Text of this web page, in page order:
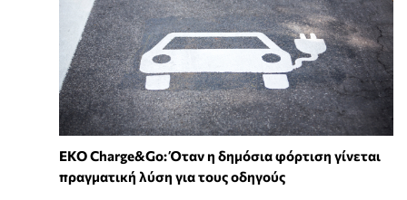
EKO Charge&Go: Όταν η δημόσια φόρτιση γίνεται
πραγματική λύση για τους οδηγούς